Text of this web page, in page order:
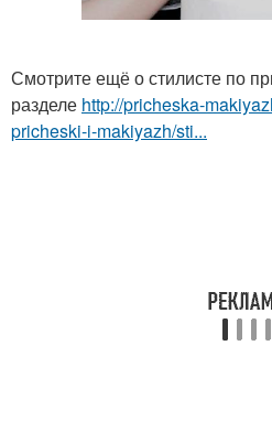
Смотрите ещё о стилисте по
разделе http://pricheska-
pricheski-i-makiyazh/sti...